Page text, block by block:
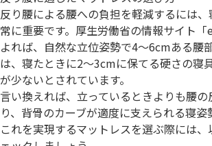
反り腰による腰への負担を軽減するには
常に重要です。厚生労働省の情報サイト
よれば、自然な立位姿勢で4〜6cmある腰
は、寝たときに2〜3cmに保てる硬さの寝
が少ないとされています。
言い換えれば、立っているときよりも腰
り、背骨のカーブが適度に支えられる寝姿
これを実現するマットレスを選ぶ際には